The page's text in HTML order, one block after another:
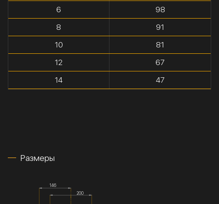
6
98
8
91
10
81
12
67
14
47
Размеры
146
200